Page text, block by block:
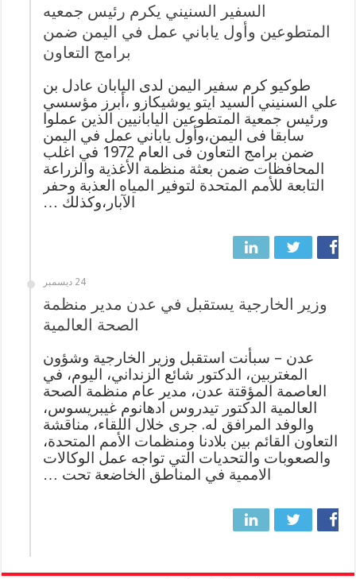
السفير السنيني يكرم رئيس جمعيه
المتطوعين وأول ياباني عمل في اليمن ضمن
برامج التعاون
طوكيو ‏كرم سفير اليمن لدى اليابان عادل بن
علي السنيني السيد ايتو يوشيكازو ،أبرز مؤسسي
ورئيس جمعية المتطوعين اليابانيين الذين عملوا
سابقا فى اليمن،وأول ياباني عمل في اليمن
ضمن برامج التعاون فى العام 1972 في اغلب
المحافظات ضمن بعثة منظمة الأغذية والزراعة
التابعة للأمم المتحدة لتوفير المياه العذبة وحفر
الآبار،وكذلك …
24 ديسمبر
وزير الخارجية يستقبل في عدن مدير منظمة
الصحة العالمية
عدن – سبأنت استقبل وزير الخارجية وشؤون
المغتربين، الدكتور شائع الزنداني، اليوم، في
العاصمة المؤقتة عدن، مدير عام منظمة الصحة
العالمية الدكتور تيدروس ادهانوم غيبريسوس،
والوفد المرافق له. جرى خلال اللقاء، مناقشة
التعاون القائم بين بلادنا ومنظمات الأمم المتحدة،
والصعوبات والتحديات التي تواجه عمل الوكالات
الاممية في المناطق الخاضعة تحت …